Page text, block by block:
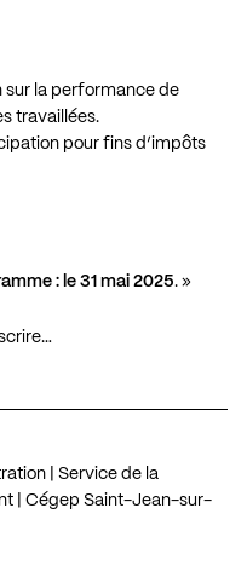
sur la performance de
travaillées.
pour fins d’impôts
: le 31 mai 2025. »
| Service de la
| Cégep Saint-Jean-sur-